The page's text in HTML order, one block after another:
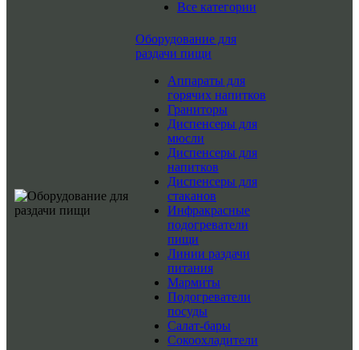
Все категории
Оборудование для
раздачи пищи
Аппараты для
горячих напитков
Граниторы
Диспенсеры для
мюсли
Диспенсеры для
напитков
Диспенсеры для
стаканов
Инфракрасные
подогреватели
пищи
Линии раздачи
питания
Мармиты
Подогреватели
посуды
Салат-бары
Сокоохладители